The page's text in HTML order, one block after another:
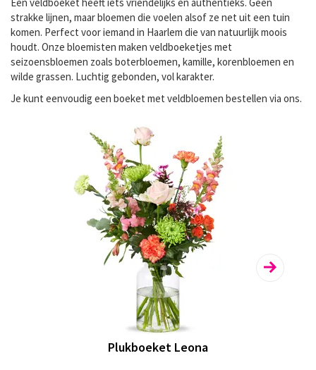
strakke lijnen, maar bloemen die voelen alsof ze net uit een tuin
komen. Perfect voor iemand in Haarlem die van natuurlijk moois
houdt. Onze bloemisten maken veldboeketjes met
seizoensbloemen zoals boterbloemen, kamille, korenbloemen en
wilde grassen. Luchtig gebonden, vol karakter.
Je kunt eenvoudig een boeket met veldbloemen bestellen via ons.
Plukboeket Leona